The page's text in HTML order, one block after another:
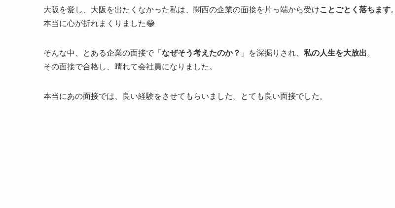
大阪を愛し、大阪を出たくなかった私は、関西の企業の面接を片っ端から受けことごとく落ちます。
本当に心が折れまくりました😂
そんな中、とある企業の面接で「 なぜそう考えたのか？ 」を深掘りされ、 私の人生を大放出。
その面接で合格し、晴れて会社員になりました。
本当にあの面接では、良い経験をさせてもらいました。とても良い面接でした。